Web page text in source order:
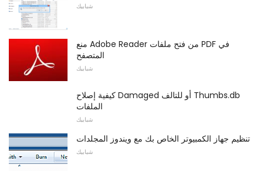
شبابيك
منع Adobe Reader من فتح ملفات PDF في
المتصفح
شبابيك
كيفية إصلاح Damaged أو للتالف Thumbs.db
الملفات
شبابيك
تنظيم جهاز الكمبيوتر الخاص بك مع ويندوز المجلدات
شبابيك